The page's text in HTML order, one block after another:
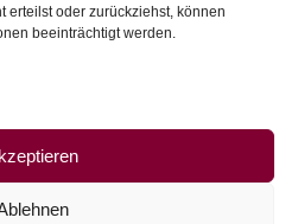
erteilst oder zurückziehst, können
beeinträchtigt werden.
Zur Wunschliste